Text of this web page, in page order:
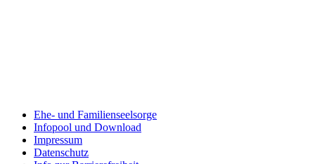
Ehe- und Familienseelsorge
Infopool und Download
Impressum
Datenschutz